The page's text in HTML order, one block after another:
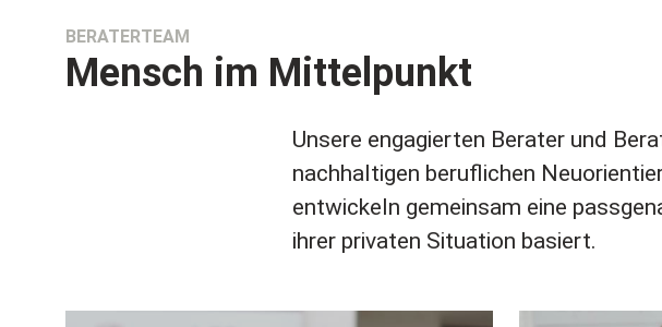
BERATERTEAM
Mensch im Mittelpunkt
Unsere engagierten Berater und
nachhaltigen beruflichen
entwickeln gemeinsam eine
ihrer privaten Situation basiert.